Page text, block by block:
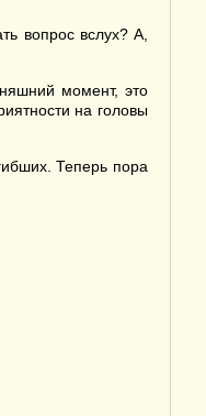
вопрос вслух? А,
момент, это
на головы
Теперь пора